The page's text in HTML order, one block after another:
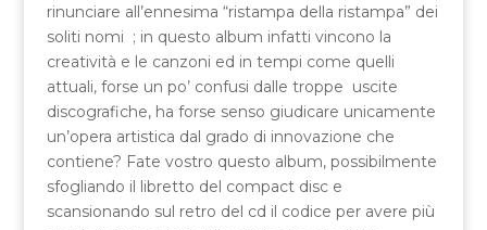
rinunciare all’ennesima “ristampa della ristampa” dei
soliti nomi ; in questo album infatti vincono la
creatività e le canzoni ed in tempi come quelli
attuali, forse un po’ confusi dalle troppe uscite
discografiche, ha forse senso giudicare unicamente
un’opera artistica dal grado di innovazione che
contiene? Fate vostro questo album, possibilmente
sfogliando il libretto del compact disc e
scansionando sul retro del cd il codice per avere più